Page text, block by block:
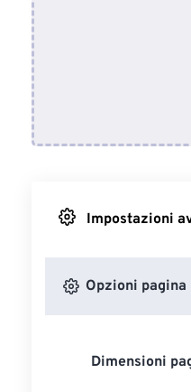
Impostazioni
Opzioni pagina
Dimensioni